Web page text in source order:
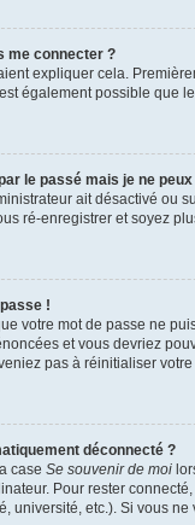
me connecter ?
expliquer cela.
également possible que
le passé mais je ne
ait désactivé
ré-enregistrer et soyez
!
votre mot de passe ne
et vous devriez
pas à réinitialiser
déconnecté ?
case Se souvenir de moi
Pour rester
université, etc.). Si vous